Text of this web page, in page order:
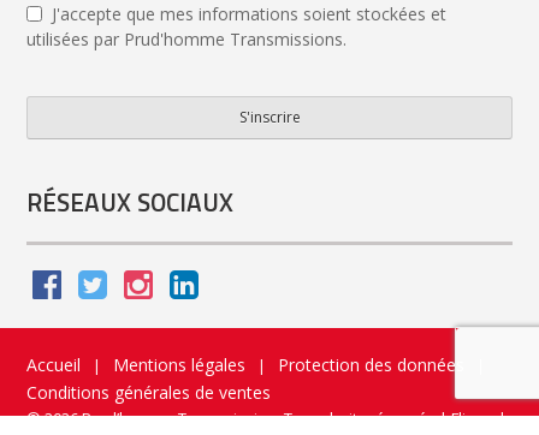
J'accepte que mes informations soient stockées et
utilisées par Prud'homme Transmissions.
S'inscrire
RÉSEAUX SOCIAUX
Accueil | Mentions légales | Protection des données
Conditions générales de ventes
© 2026 Prud’homme Transmission. Tous droits réservés|Flippad